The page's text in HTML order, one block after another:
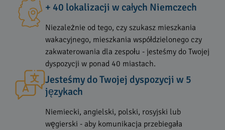
+ 40 lokalizacji w całych Niemczech
Niezależnie od tego, czy szukasz mieszkania
wakacyjnego, mieszkania współdzielonego czy
zakwaterowania dla zespołu - jesteśmy do Twojej
dyspozycji w ponad 40 miastach.
Jesteśmy do Twojej dyspozycji w 5
językach
Niemiecki, angielski, polski, rosyjski lub
węgierski - aby komunikacja przebiegała